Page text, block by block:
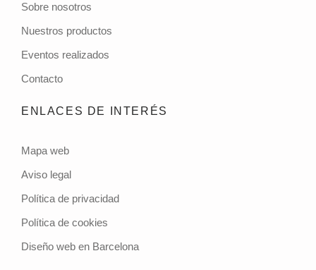
Sobre nosotros
Nuestros productos
Eventos realizados
Contacto
ENLACES DE INTERÉS
Mapa web
Aviso legal
Política de privacidad
Política de cookies
Diseño web en Barcelona